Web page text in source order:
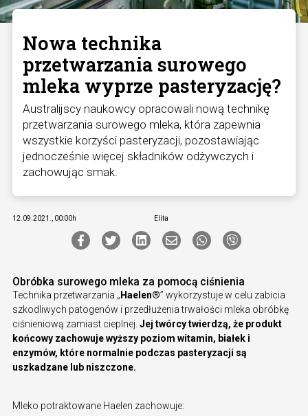
Nowa technika
przetwarzania surowego
mleka wyprze pasteryzację?
Australijscy naukowcy opracowali nową technikę
przetwarzania surowego mleka, która zapewnia
wszystkie korzyści pasteryzacji, pozostawiając
jednocześnie więcej składników odżywczych i
zachowując smak.
12.09.2021., 00:00h Elita
Obróbka surowego mleka za pomocą ciśnienia
Technika przetwarzania „ Haelen®” wykorzystuje w celu zabicia
szkodliwych patogenów i przedłużenia trwałości mleka obróbkę
ciśnieniową zamiast cieplnej. Jej twórcy twierdzą, że produkt
końcowy zachowuje wyższy poziom witamin, białek i
enzymów, które normalnie podczas pasteryzacji są
uszkadzane lub niszczone.
Mleko potraktowane Haelen zachowuje: